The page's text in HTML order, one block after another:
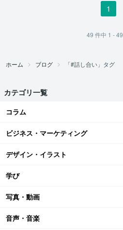
1
49 件中 1 - 49
ホーム ブログ 「#話し合い」タグ
カテゴリ一覧
コラム
ビジネス・マーケティング
デザイン・イラスト
学び
写真・動画
音声・音楽